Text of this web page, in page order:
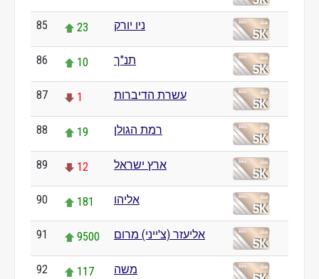
85 23 ניו יורק
86 10 תנ"ך
87 1 עשרת הדיברות
88 19 רמת הגולן
89 12 ארץ ישראל
90 181 אליהו
91 9500 אליעזר (צ'ייני) מרום
92 117 משה